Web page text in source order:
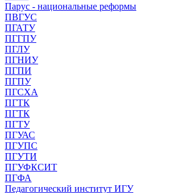
Парус - национальные реформы
ПВГУС
ПГАТУ
ПГГПУ
ПГЛУ
ПГНИУ
ПГПИ
ПГПУ
ПГСХА
ПГТК
ПГТК
ПГТУ
ПГУАС
ПГУПС
ПГУТИ
ПГУФКСИТ
ПГФА
Педагогический институт ИГУ